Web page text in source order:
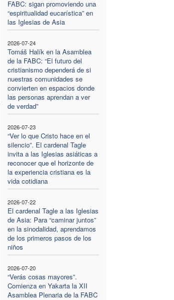
FABC: sigan promoviendo una
“espiritualidad eucarística” en
las Iglesias de Asia
2026-07-24
Tomáš Halík en la Asamblea
de la FABC: “El futuro del
cristianismo dependerá de si
nuestras comunidades se
convierten en espacios donde
las personas aprendan a ver
de verdad”
2026-07-23
“Ver lo que Cristo hace en el
silencio”. El cardenal Tagle
invita a las Iglesias asiáticas a
reconocer que el horizonte de
la experiencia cristiana es la
vida cotidiana
2026-07-22
El cardenal Tagle a las Iglesias
de Asia: Para “caminar juntos”
en la sinodalidad, aprendamos
de los primeros pasos de los
niños
2026-07-20
“Verás cosas mayores”.
Comienza en Yakarta la XII
Asamblea Plenaria de la FABC